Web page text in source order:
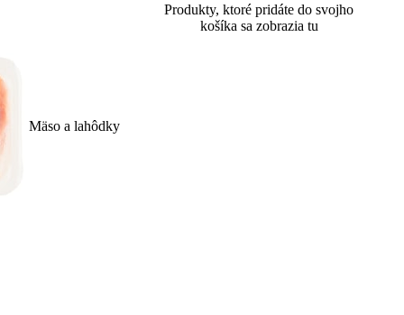
Mäso a lahôdky
Produkty, ktoré pridáte do svojho
košíka sa zobrazia tu